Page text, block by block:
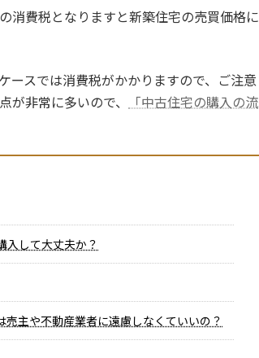
消費税となりますと新築住宅の売買価格に
ースでは消費税がかかりますので、ご注意
非常に多いので、
「中古住宅の購入の流
入して大丈夫か？
主や不動産業者に遠慮しなくていいの？